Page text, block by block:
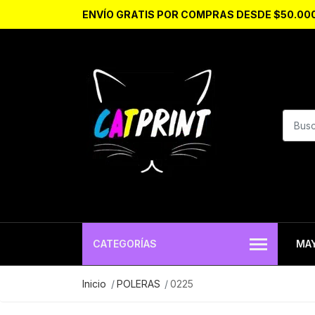
ENVÍO GRATIS POR COMPRAS DESDE
CATEGORÍAS
Inicio POLERAS 0225